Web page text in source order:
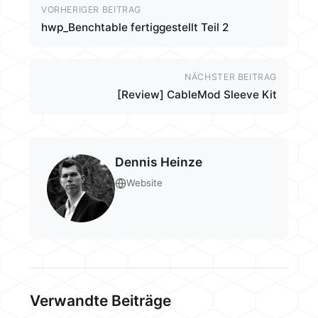
VORHERIGER BEITRAG
hwp_Benchtable fertiggestellt Teil 2
NÄCHSTER BEITRAG
[Review] CableMod Sleeve Kit
Dennis Heinze
Website
Verwandte Beiträge